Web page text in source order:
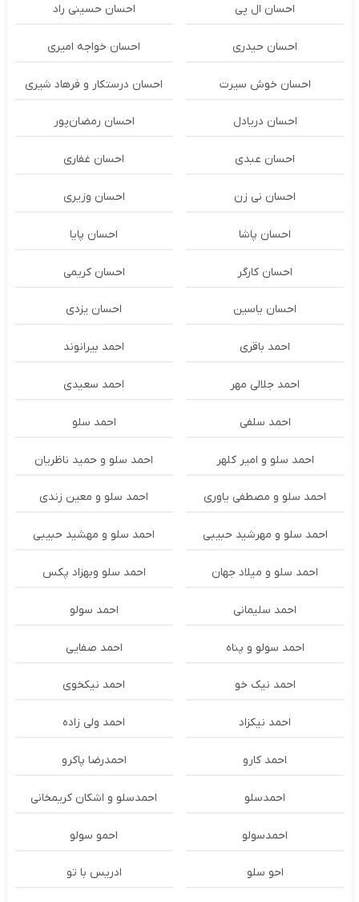
احسان ال پی احسان حسینی راد
احسان حیدری احسان خواجه امیری
احسان خوش سیرت احسان درستكار و فرهاد شيرى
احسان دریادل احسان رمضان‌پور
احسان عبدی احسان غفاری
احسان نی زن احسان وزیری
احسان پاشا احسان پایا
احسان کارگر احسان کریمی
احسان یاسین احسان یزدی
احمد باقری احمد بیرانوند
احمد جلالی مهر احمد سعیدی
احمد سلفی احمد سلو
احمد سلو و امیر کلهر احمد سلو و حمید ناظریان
احمد سلو و مصطفی یاوری احمد سلو و معین زندی
احمد سلو و مهرشید حبیبی احمد سلو و مهشید حبیبی
احمد سلو و میلاد جهان احمد سلو وبهزاد پکس
احمد سلیمانی احمد سولو
احمد سولو و پناه احمد صفایی
احمد نیک خو احمد نیکخوی
احمد نیکزاد احمد ولی زاده
احمد کارو احمدرضا پاکرو
احمدسلو احمدسلو و اشکان کریمخانی
احمدسولو احمو سولو
احو سلو ادریس با تو